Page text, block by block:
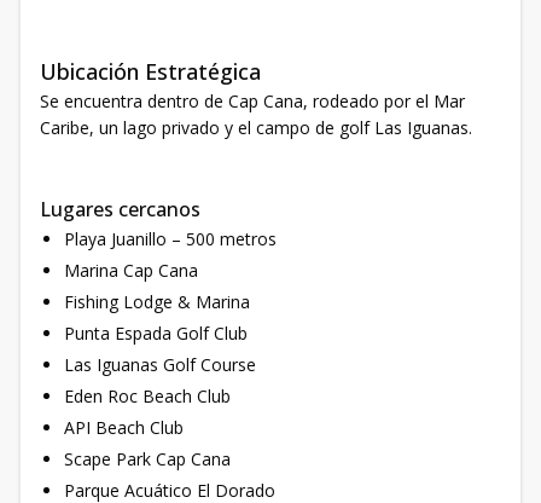
Ubicación Estratégica
Se encuentra dentro de Cap Cana, rodeado por el Mar
Caribe, un lago privado y el campo de golf Las Iguanas.
Lugares cercanos
Playa Juanillo – 500 metros
Marina Cap Cana
Fishing Lodge & Marina
Punta Espada Golf Club
Las Iguanas Golf Course
Eden Roc Beach Club
API Beach Club
Scape Park Cap Cana
Parque Acuático El Dorado